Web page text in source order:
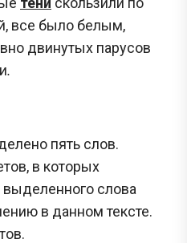
все было белым,
двинутых парусов
.
пять слов.
в которых
слова
в данном тексте.